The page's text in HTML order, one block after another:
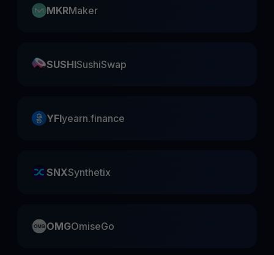
MKRMaker
SUSHISushiSwap
YFIyearn.finance
SNXSynthetix
OMGOmiseGo